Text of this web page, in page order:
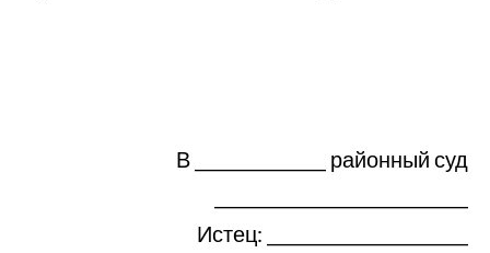
В _______________ районный суд
Истец: _______________________